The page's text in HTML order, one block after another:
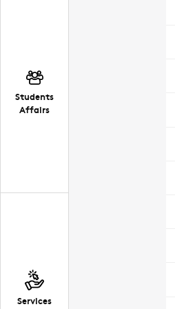
Students
Affairs
Services